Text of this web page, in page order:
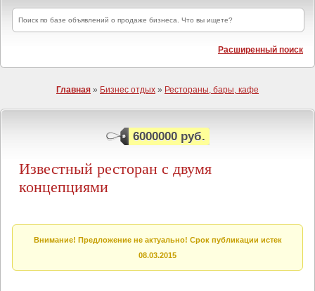
Расширенный поиск
Главная » Бизнес отдых » Рестораны, бары, кафе
6000000 руб.
Известный ресторан с двумя
концепциями
Внимание! Предложение не актуально! Срок публикации истек
08.03.2015